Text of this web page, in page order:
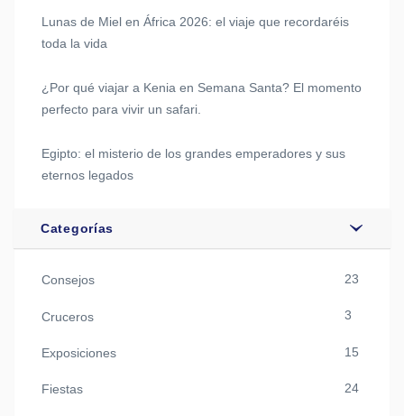
Lunas de Miel en África 2026: el viaje que recordaréis
toda la vida
¿Por qué viajar a Kenia en Semana Santa? El momento
perfecto para vivir un safari.
Egipto: el misterio de los grandes emperadores y sus
eternos legados
Categorías
Consejos 23
Cruceros 3
Exposiciones 15
Fiestas 24